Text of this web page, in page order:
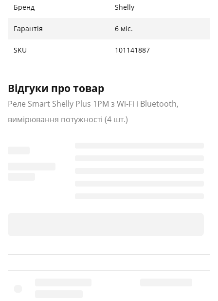
за 10 хвилин. Покращена безпека – підтримка MQTT і
Бренд Shelly
Гарантія 6 міс.
SKU 101141887
Відгуки про товар
Реле Smart Shelly Plus 1PM з Wi-Fi і Bluetooth,
вимірювання потужності (4 шт.)